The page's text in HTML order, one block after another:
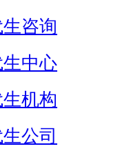
咨询
中心
机构
公司